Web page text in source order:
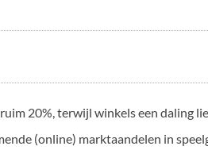
20%, terwijl winkels een daling
(online) marktaandelen in